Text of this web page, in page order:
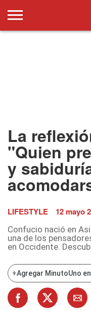
La
"Quien
y
LIFESTYLE 12 mayo
Confucio nació en
una de los
en Occidente.
+Agregar MinutoUno en